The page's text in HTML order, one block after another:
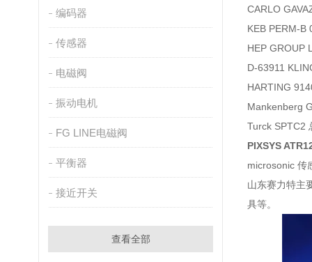
编码器
传感器
电磁阀
振动电机
FG LINE电磁阀
平衡器
接近开关
查看全部
CARLO
KEB PERM-B
HEP GROUP
D-63911
HARTING
Mankenberg
Turck SPTC2
PIXSYS
microsonic 传
山东赛力特主
具等。